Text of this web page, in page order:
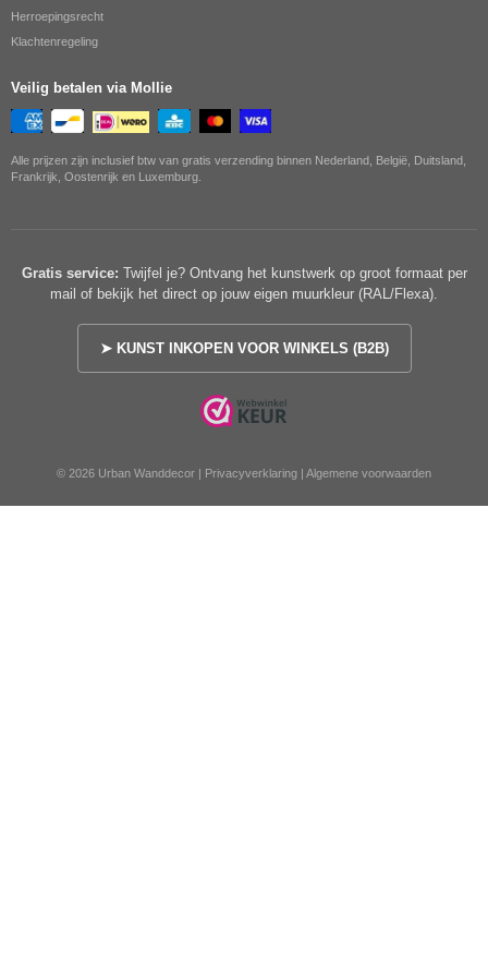
Herroepingsrecht
Klachtenregeling
Veilig betalen via Mollie
Alle prijzen zijn inclusief btw van gratis verzending binnen Nederland, België, Duitsland,
Frankrijk, Oostenrijk en Luxemburg.
Gratis service: Twijfel je? Ontvang het kunstwerk op groot formaat per
mail of bekijk het direct op jouw eigen muurkleur (RAL/Flexa).
➤ KUNST INKOPEN VOOR WINKELS (B2B)
© 2026 Urban Wanddecor | Privacyverklaring | Algemene voorwaarden